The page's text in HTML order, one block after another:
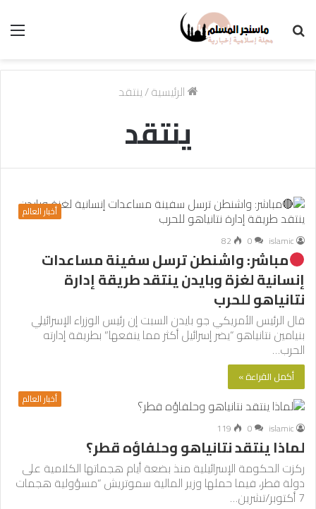
الرئيسية/ينتقد
ينتقد
أخبار العالم
islamic
0
82
مباشر: واشنطن ترسل سفينة مساعدات
إنسانية لغزة وبايدن ينتقد طريقة إدارة
نتانياهو للحرب
قال الرئيس الأمريكي جو بايدن السبت إن رئيس الوزراء الإسرائيلي
بنيامين نتانياهو “يضر إسرائيل أكثر مما ينفعها” بطريقة إدارته
الحرب…
أكمل القراءة »
أخبار العالم
islamic
0
119
لماذا ينتقد نتانياهو وحلفاؤه قطر؟
ركزت الحكومة الإسرائيلية منذ بضعة أيام هجماتها الكلامية على
دولة قطر، فيما حملها وزير المالية سموتريش “مسؤولية هجمات
7 أكتوبر/تشرين…